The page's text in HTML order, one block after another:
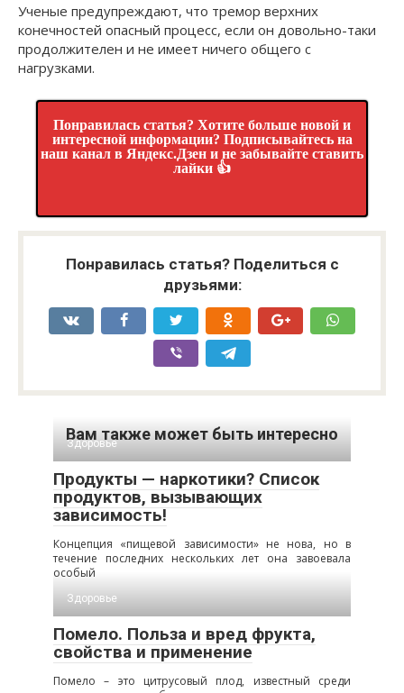
Ученые предупреждают, что тремор верхних
конечностей опасный процесс, если он довольно-таки
продолжителен и не имеет ничего общего с
нагрузками.
Понравилась статья? Хотите больше новой и
интересной информации? Подписывайтесь на
наш канал в Яндекс.Дзен и не забывайте ставить
лайки 👍
Понравилась статья? Поделиться с
друзьями:
Вам также может быть интересно
Здоровье
Продукты — наркотики? Список
продуктов, вызывающих
зависимость!
Концепция «пищевой зависимости» не нова, но в
течение последних нескольких лет она завоевала
особый
Здоровье
Помело. Польза и вред фрукта,
свойства и применение
Помело – это цитрусовый плод, известный среди